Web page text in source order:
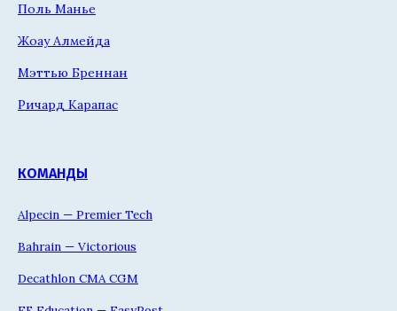
Поль Манье
Жоау Алмейда
Мэттью Бреннан
Ричард Карапас
КОМАНДЫ
Alpecin — Premier Tech
Bahrain — Victorious
Decathlon CMA CGM